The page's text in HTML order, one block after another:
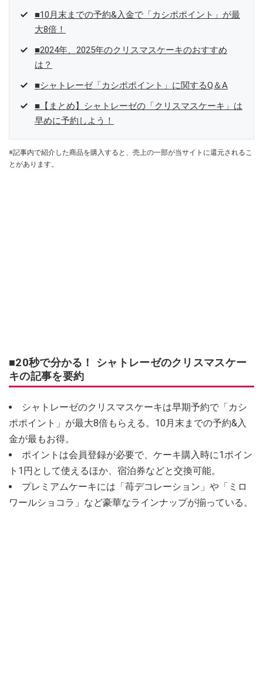
■10月末までの予約&入金で「カシポポイント」が最
大8倍！
■2024年、2025年のクリスマスケーキのおすすめ
は？
■シャトレーゼ「カシポポイント」に関するQ＆A
■【まとめ】シャトレーゼの「クリスマスケーキ」は
早めに予約しよう！
※記事内で紹介した商品を購入すると、売上の一部が当サイトに還元されるこ
とがあります。
■20秒で分かる！ シャトレーゼのクリスマスケー
キの記事を要約
シャトレーゼのクリスマスケーキは早期予約で「カシ
ポポイント」が最大8倍もらえる。10月末までの予約&入
金が最もお得。
ポイントは会員登録が必要で、ケーキ購入時に1ポイン
ト1円として使えるほか、宿泊券などと交換可能。
プレミアムケーキには「苺デコレーション」や「ミロ
ワールショコラ」など豪華なラインナップが揃っている。